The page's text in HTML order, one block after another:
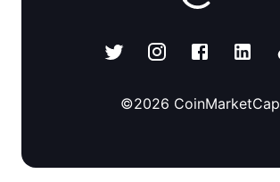
©2026 CoinMarketCap